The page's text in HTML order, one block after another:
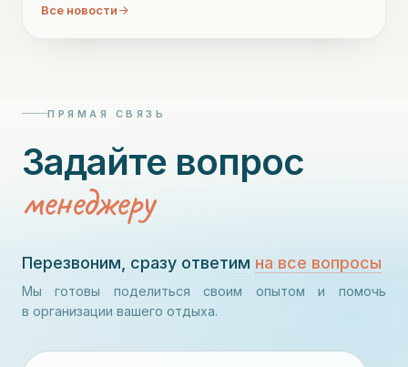
Все новости
ПРЯМАЯ СВЯЗЬ
Задайте вопрос
менеджеру
Перезвоним, сразу ответим на все вопросы
Мы готовы поделиться своим опытом и помочь
в организации вашего отдыха.